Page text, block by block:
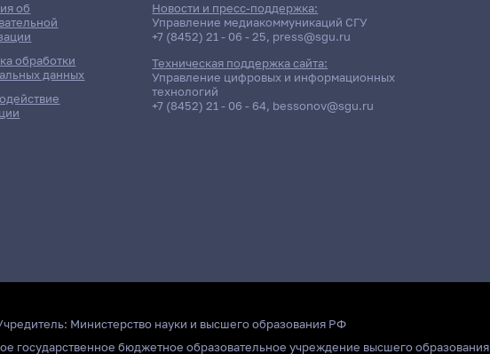
об
обработки
данных
Новости и пресс-поддержка:
Управление медиакоммуникаций СГУ
+7 (8452) 21 - 06 - 25, press@sgu.ru
Техническая поддержка сайта:
Управление цифровых и информационных
технологий
+7 (8452) 21 - 06 - 64, bessonov@sgu.ru
Министерство науки и высшего образования РФ
государственное бюджетное образовательное учреждение высшего образования